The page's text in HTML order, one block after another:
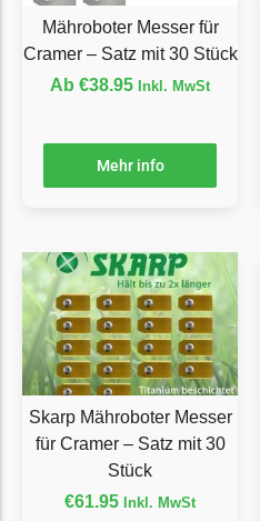
Grouw Messer
Begrenzungsdraht
Güde
Begrenzungsdraht
Begrenzungsdraht
Kress
Kress Messer
Begrenzungsdraht
LandXcape
LandXcape Messer
Mähroboter Messer für
Cramer – Satz mit 30 Stück
Ab €38.95 Inkl. MwSt
Mehr info
Skarp Mähroboter Messer
für Cramer – Satz mit 30
Stück
€61.95 Inkl. MwSt